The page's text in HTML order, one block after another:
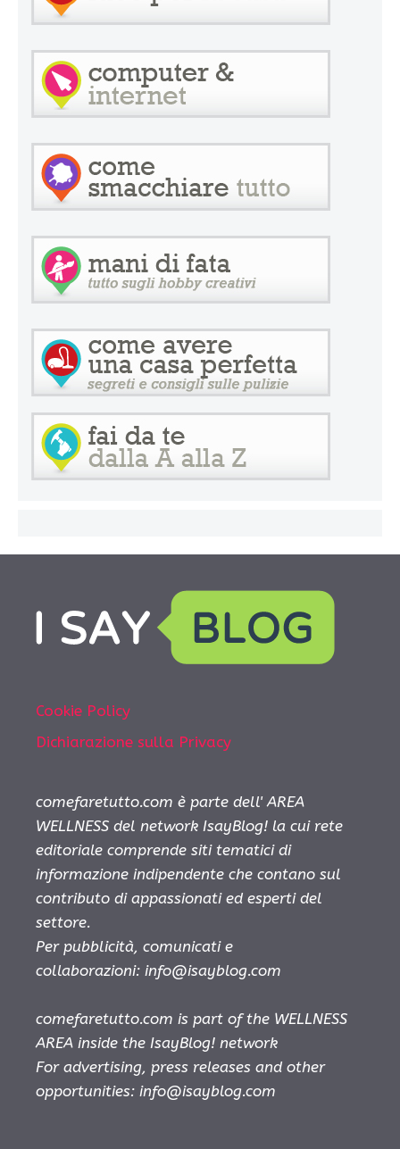
Cookie Policy
Dichiarazione sulla Privacy
comefaretutto.com è parte dell' AREA
WELLNESS del network IsayBlog! la cui rete
editoriale comprende siti tematici di
informazione indipendente che contano sul
contributo di appassionati ed esperti del
settore.
Per pubblicità, comunicati e
collaborazioni: info@isayblog.com
comefaretutto.com is part of the WELLNESS
AREA inside the IsayBlog! network
For advertising, press releases and other
opportunities: info@isayblog.com